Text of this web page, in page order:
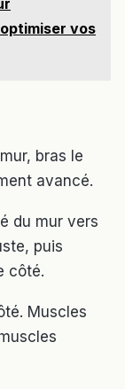
vos
bras le
avancé.
du mur vers
puis
côté.
Muscles